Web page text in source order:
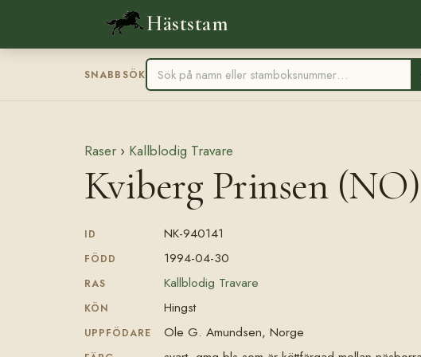
Häststam
SNABBSÖK
Raser › Kallblodig Travare
Kviberg Prinsen (NO)
ID NK-940141
FÖDD 1994-04-30
RAS Kallblodig Travare
KÖN Hingst
UPPFÖDARE Ole G. Amundsen, Norge